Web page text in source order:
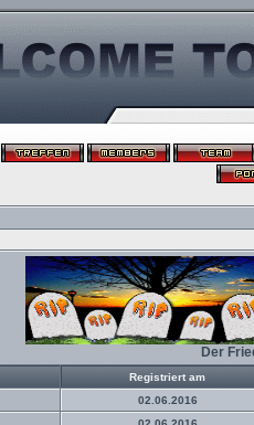
Der
Registriert am
02.06.2016